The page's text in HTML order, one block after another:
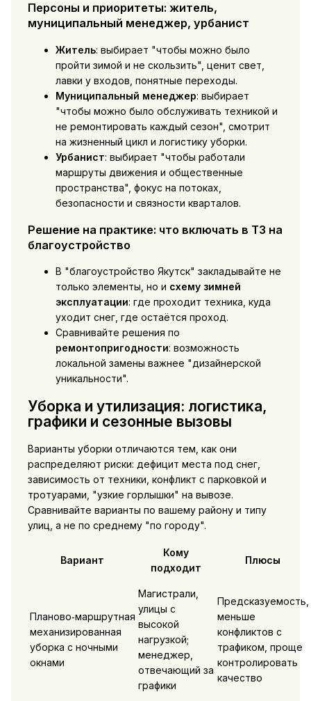
Персоны и приоритеты: житель,
муниципальный менеджер, урбанист
Житель: выбирает "чтобы можно было
пройти зимой и не скользить", ценит свет,
лавки у входов, понятные переходы.
Муниципальный менеджер: выбирает
"чтобы можно было обслуживать техникой и
не ремонтировать каждый сезон", смотрит
на жизненный цикл и логистику уборки.
Урбанист: выбирает "чтобы работали
маршруты движения и общественные
пространства", фокус на потоках,
безопасности и связности кварталов.
Решение на практике: что включать в ТЗ на
благоустройство
В "благоустройство Якутск" закладывайте не
только элементы, но и схему зимней
эксплуатации: где проходит техника, куда
уходит снег, где остаётся проход.
Сравнивайте решения по
ремонтопригодности: возможность
локальной замены важнее "дизайнерской
уникальности".
Уборка и утилизация: логистика,
графики и сезонные вызовы
Варианты уборки отличаются тем, как они
распределяют риски: дефицит места под снег,
зависимость от техники, конфликт с парковкой и
тротуарами, "узкие горлышки" на вывозе.
Сравнивайте варианты по вашему району и типу
улиц, а не по среднему "по городу".
Вариант
Кому
подходит
Плюсы
Планово‑маршрутная
механизированная
уборка с ночными
окнами
Магистрали,
улицы с
высокой
нагрузкой;
менеджер,
отвечающий за
графики
Предсказуемость,
меньше
конфликтов с
трафиком, проще
контролировать
качество